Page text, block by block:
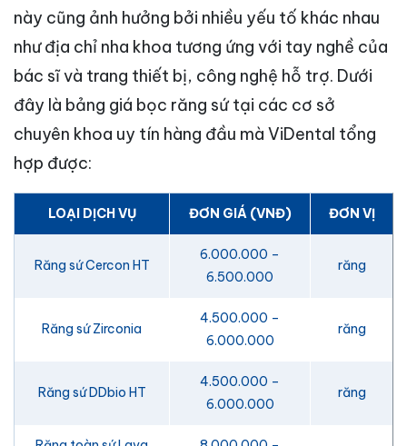
này cũng ảnh hưởng bởi nhiều yếu tố khác nhau
như địa chỉ nha khoa tương ứng với tay nghề của
bác sĩ và trang thiết bị, công nghệ hỗ trợ. Dưới
đây là bảng giá bọc răng sứ tại các cơ sở
chuyên khoa uy tín hàng đầu mà ViDental tổng
hợp được:
LOẠI DỊCH VỤ ĐƠN GIÁ (VNĐ) ĐƠN VỊ
Răng sứ Cercon HT
6.000.000 –
6.500.000
răng
Răng sứ Zirconia
4.500.000 –
6.000.000
răng
Răng sứ DDbio HT
4.500.000 –
6.000.000
răng